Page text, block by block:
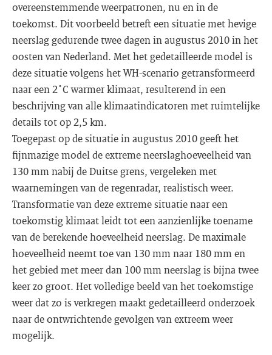
overeenstemmende weerpatronen, nu en in de
toekomst. Dit voorbeeld betreft een situatie met hevige
neerslag gedurende twee dagen in augustus 2010 in het
oosten van Nederland. Met het gedetailleerde model is
deze situatie volgens het WH-scenario getransformeerd
naar een 2˚C warmer klimaat, resulterend in een
beschrijving van alle klimaatindicatoren met ruimtelijke
details tot op 2,5 km.
Toegepast op de situatie in augustus 2010 geeft het
fijnmazige model de extreme neerslaghoeveelheid van
130 mm nabij de Duitse grens, vergeleken met
waarnemingen van de regenradar, realistisch weer.
Transformatie van deze extreme situatie naar een
toekomstig klimaat leidt tot een aanzienlijke toename
van de berekende hoeveelheid neerslag. De maximale
hoeveelheid neemt toe van 130 mm naar 180 mm en
het gebied met meer dan 100 mm neerslag is bijna twee
keer zo groot. Het volledige beeld van het toekomstige
weer dat zo is verkregen maakt gedetailleerd onderzoek
naar de ontwrichtende gevolgen van extreem weer
mogelijk.